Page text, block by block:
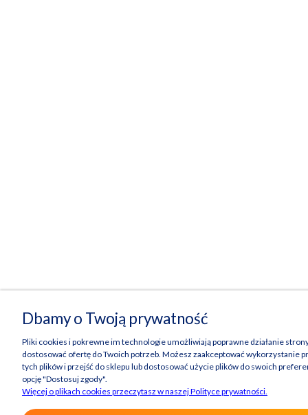
Dbamy o Twoją prywatność
Pliki cookies i pokrewne im technologie umożliwiają poprawne działanie
dostosować ofertę do Twoich potrzeb. Możesz zaakceptować wykorzystanie
tych plików i przejść do sklepu lub dostosować użycie plików do swoich
opcję "Dostosuj zgody".
Więcej o plikach cookies przeczytasz w naszej Polityce prywatności.